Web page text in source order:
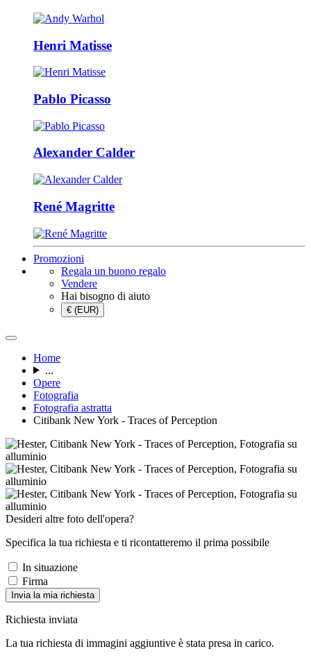
Henri Matisse
Pablo Picasso
Alexander Calder
René Magritte
Promozioni
Regala un buono regalo
Vendere
Hai bisogno di aiuto
€ (EUR)
Home
...
Opere
Fotografia
Fotografia astratta
Citibank New York - Traces of Perception
Desideri altre foto dell'opera?
Specifica la tua richiesta e ti ricontatteremo il prima possibile
In situazione
Firma
Invia la mia richiesta
Richiesta inviata
La tua richiesta di immagini aggiuntive è stata presa in carico.